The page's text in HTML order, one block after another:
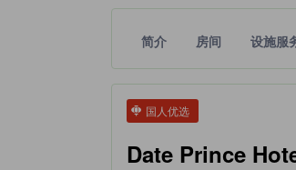
简介 房间 设施服
国人优选
tooltip
Date Prince
tooltip
金色星星表示的等级信息由合